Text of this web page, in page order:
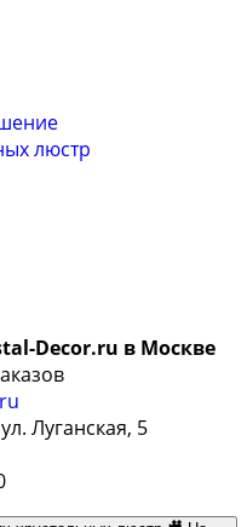
люстр
Decor.ru в Москве
Луганская, 5